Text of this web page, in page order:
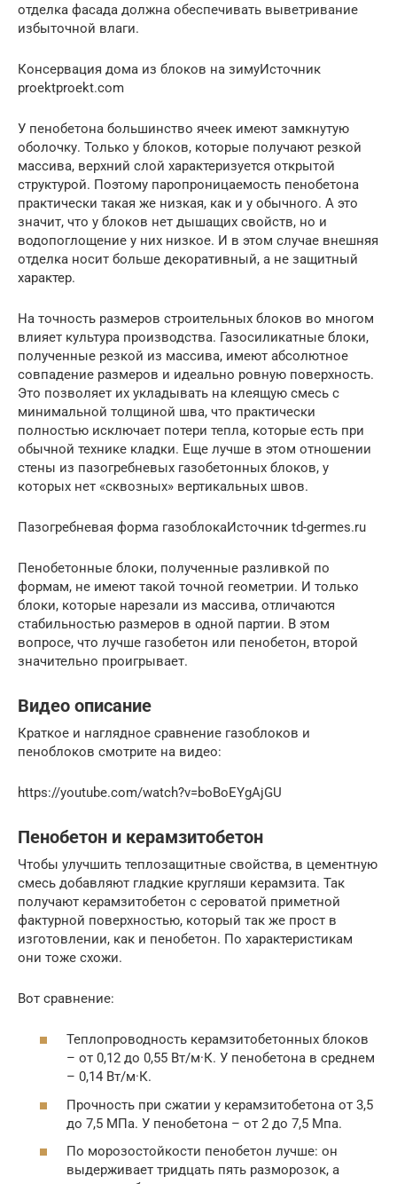
отделка фасада должна обеспечивать выветривание
избыточной влаги.
Консервация дома из блоков на зимуИсточник
proektproekt.com
У пенобетона большинство ячеек имеют замкнутую
оболочку. Только у блоков, которые получают резкой
массива, верхний слой характеризуется открытой
структурой. Поэтому паропроницаемость пенобетона
практически такая же низкая, как и у обычного. А это
значит, что у блоков нет дышащих свойств, но и
водопоглощение у них низкое. И в этом случае внешняя
отделка носит больше декоративный, а не защитный
характер.
На точность размеров строительных блоков во многом
влияет культура производства. Газосиликатные блоки,
полученные резкой из массива, имеют абсолютное
совпадение размеров и идеально ровную поверхность.
Это позволяет их укладывать на клеящую смесь с
минимальной толщиной шва, что практически
полностью исключает потери тепла, которые есть при
обычной технике кладки. Еще лучше в этом отношении
стены из пазогребневых газобетонных блоков, у
которых нет «сквозных» вертикальных швов.
Пазогребневая форма газоблокаИсточник td-germes.ru
Пенобетонные блоки, полученные разливкой по
формам, не имеют такой точной геометрии. И только
блоки, которые нарезали из массива, отличаются
стабильностью размеров в одной партии. В этом
вопросе, что лучше газобетон или пенобетон, второй
значительно проигрывает.
Видео описание
Краткое и наглядное сравнение газоблоков и
пеноблоков смотрите на видео:
https://youtube.com/watch?v=boBoEYgAjGU
Пенобетон и керамзитобетон
Чтобы улучшить теплозащитные свойства, в цементную
смесь добавляют гладкие кругляши керамзита. Так
получают керамзитобетон с сероватой приметной
фактурной поверхностью, который так же прост в
изготовлении, как и пенобетон. По характеристикам
они тоже схожи.
Вот сравнение:
Теплопроводность керамзитобетонных блоков
– от 0,12 до 0,55 Вт/м·К. У пенобетона в среднем
– 0,14 Вт/м·К.
Прочность при сжатии у керамзитобетона от 3,5
до 7,5 МПа. У пенобетона – от 2 до 7,5 Мпа.
По морозостойкости пенобетон лучше: он
выдерживает тридцать пять разморозок, а